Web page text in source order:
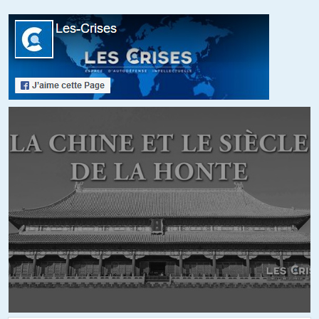
+3 ALERTER
Alfred//10.05.2017 à 07h36
C’est ce que je m’étais dis, bien que je n’y connaisse rien, en
écoutant le patron de la drm parler de daesh et des americains
boulot correctement. La suite logique c’est qu’il soit remplacé par
un nul. L’armée aussi est noyautée. Un commandant de SNA à
fait partie des yuong leader à ma connaissance (maintenant de
patron d’un SNLE ? Super indépendance française!). Ce n’est peut
être pas le seul. Sans compter les recrutements moins visibles.
À quand notre indépendance ? Les Algériens l’ont fait et pas
nous? Quelle ironie.
Il est vrai qu’etre un protectorat et pas une colonie de peuplement
est plus confortable.
+18 ALERTER